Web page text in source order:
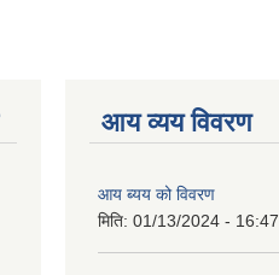
आय व्यय विवरण
आय ब्यय को विवरण
मिति: 01/13/2024 - 16:47